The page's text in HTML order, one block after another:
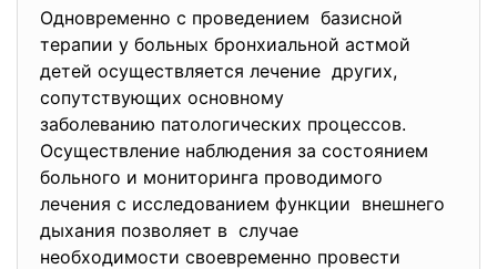
Одновременно с проведением базисной
терапии у больных бронхиальной астмой
детей осуществляется лечение других,
сопутствующих основному
заболеванию патологических процессов.
Осуществление наблюдения за состоянием
больного и мониторинга проводимого
лечения с исследованием функции внешнего
дыхания позволяет в случае
необходимости своевременно провести